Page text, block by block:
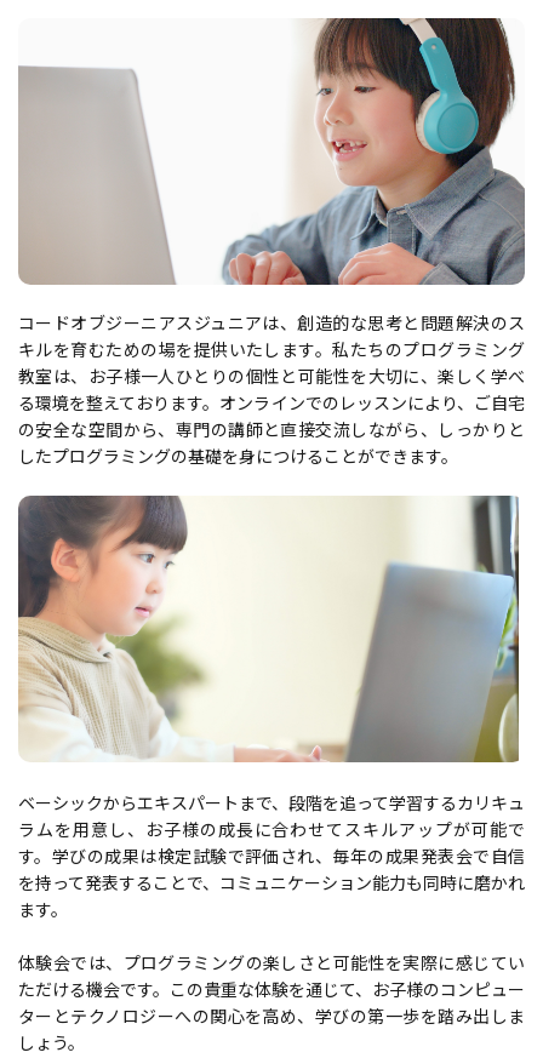
コードオブジーニアスジュニアは、創造的な思考と問題解決のス
キルを育むための場を提供いたします。私たちのプログラミング
教室は、お子様一人ひとりの個性と可能性を大切に、楽しく学べ
る環境を整えております。オンラインでのレッスンにより、ご自宅
の安全な空間から、専門の講師と直接交流しながら、しっかりと
したプログラミングの基礎を身につけることができます。
ベーシックからエキスパートまで、段階を追って学習するカリキュ
ラムを用意し、お子様の成長に合わせてスキルアップが可能で
す。学びの成果は検定試験で評価され、毎年の成果発表会で自信
を持って発表することで、コミュニケーション能力も同時に磨かれ
ます。
体験会では、プログラミングの楽しさと可能性を実際に感じてい
ただける機会です。この貴重な体験を通じて、お子様のコンピュー
ターとテクノロジーへの関心を高め、学びの第一歩を踏み出しま
しょう。